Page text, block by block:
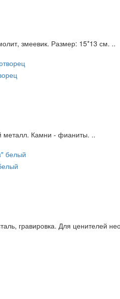
змеевик. Размер: 15*13 см. ..
металл. Камни - фианиты. ..
гравировка. Для ценителей